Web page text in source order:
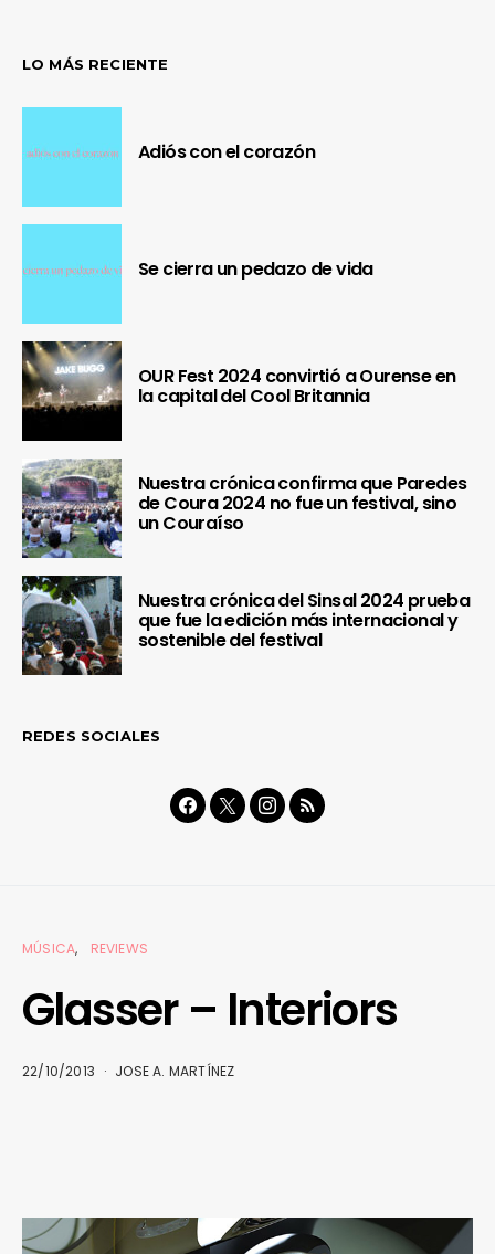
LO MÁS RECIENTE
Adiós con el corazón
Se cierra un pedazo de vida
OUR Fest 2024 convirtió a Ourense en
la capital del Cool Britannia
Nuestra crónica confirma que Paredes
de Coura 2024 no fue un festival, sino
un Couraíso
Nuestra crónica del Sinsal 2024 prueba
que fue la edición más internacional y
sostenible del festival
REDES SOCIALES
MÚSICA REVIEWS
Glasser – Interiors
22/10/2013 JOSE A. MARTÍNEZ